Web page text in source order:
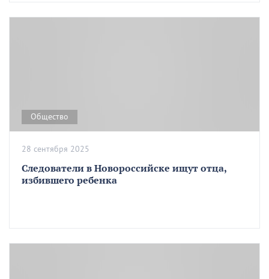
Общество
Следователи в Новороссийске ищут отца,
избившего ребенка
28 сентября 2025